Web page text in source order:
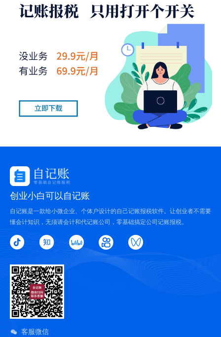
创业小白可以自记账
自记账是一款给小微企业、个体户设计的自己记账报税软件。让创业者不需要
懂会计知识，无须请会计和代记账公司，零基础搞定公司记账报税。
客服微信